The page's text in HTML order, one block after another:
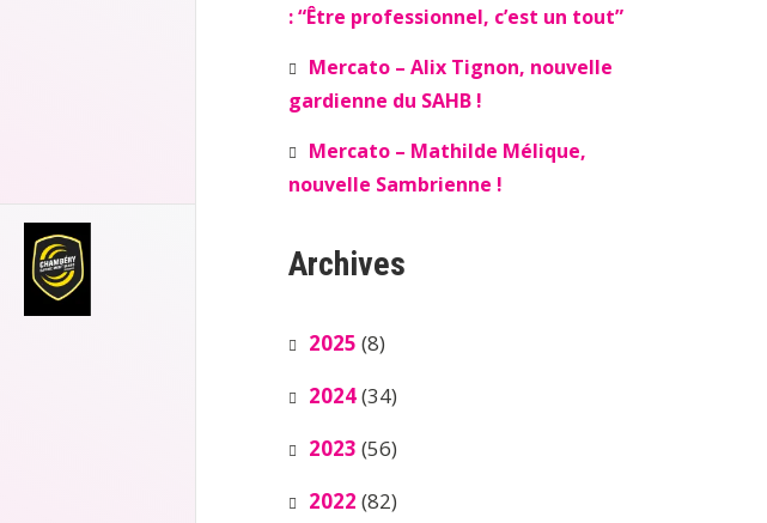
: “Être professionnel, c’est un tout”
Mercato – Alix Tignon, nouvelle
gardienne du SAHB !
Mercato – Mathilde Mélique,
nouvelle Sambrienne !
Archives
2025 (8)
2024(34)
2023 (56)
2022 (82)